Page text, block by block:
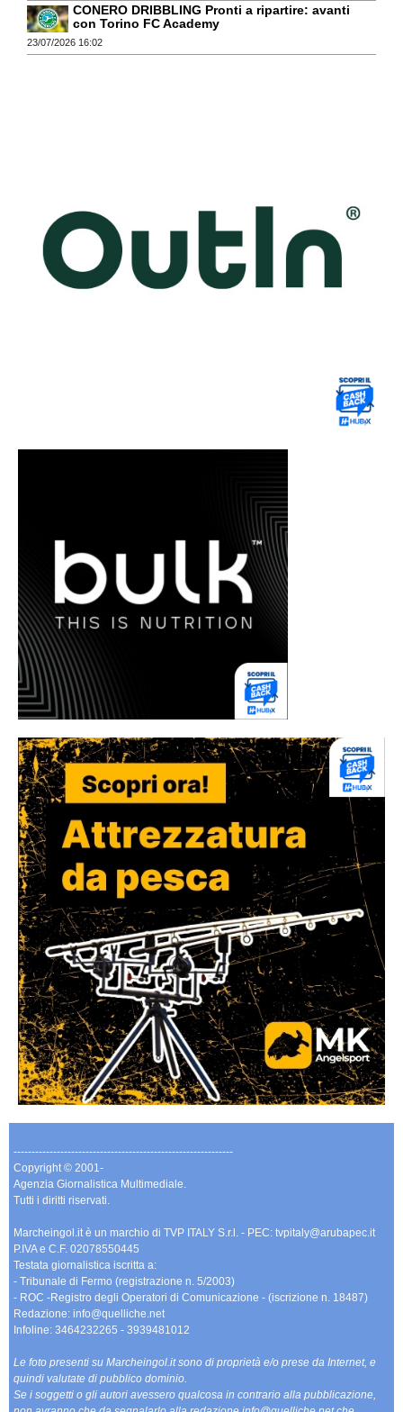
CONERO DRIBBLING Pronti a ripartire: avanti
con Torino FC Academy
23/07/2026 16:02
-------------------------------------------------------------
Copyright © 2001-
Agenzia Giornalistica Multimediale.
Tutti i diritti riservati.
Marcheingol.it è un marchio di TVP ITALY S.r.l. - PEC: tvpitaly@arubapec.it
P.IVA e C.F. 02078550445
Testata giornalistica iscritta a:
- Tribunale di Fermo (registrazione n. 5/2003)
- ROC -Registro degli Operatori di Comunicazione - (iscrizione n. 18487)
Redazione: info@quelliche.net
Infoline: 3464232265 - 3939481012
Le foto presenti su Marcheingol.it sono di proprietà e/o prese da Internet, e
quindi valutate di pubblico dominio.
Se i soggetti o gli autori avessero qualcosa in contrario alla pubblicazione,